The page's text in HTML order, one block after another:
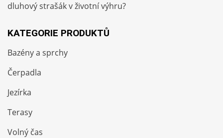
dluhový strašák v životní výhru?
KATEGORIE PRODUKTŮ
Bazény a sprchy
Čerpadla
Jezírka
Terasy
Volný čas